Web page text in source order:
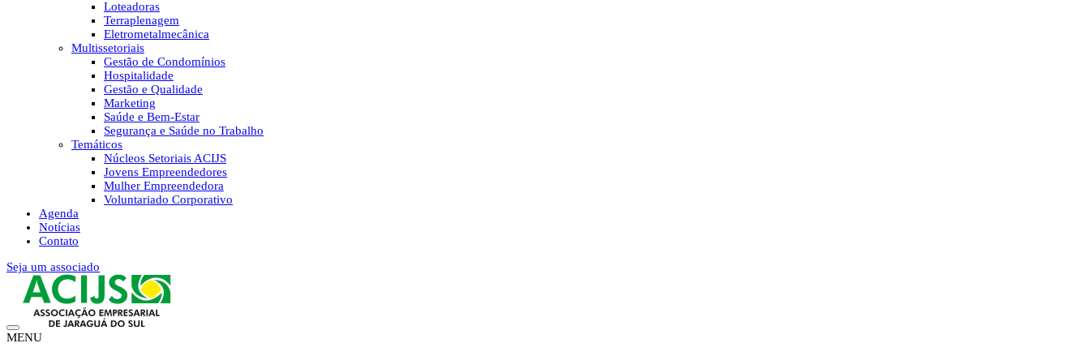
Loteadoras
Terraplenagem
Eletrometalmecânica
Multissetoriais
Gestão de Condomínios
Hospitalidade
Gestão e Qualidade
Marketing
Saúde e Bem-Estar
Segurança e Saúde no Trabalho
Temáticos
Núcleos Setoriais ACIJS
Jovens Empreendedores
Mulher Empreendedora
Voluntariado Corporativo
Agenda
Notícias
Contato
Seja um associado
MENU